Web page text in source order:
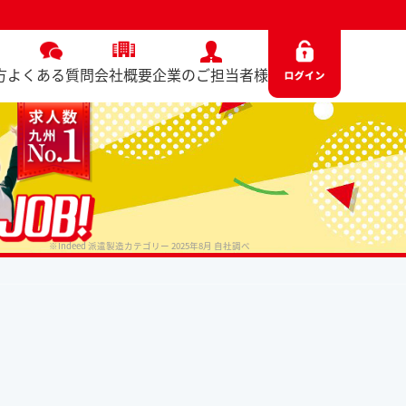
よくある質問会社概要企業のご担当者様
※Indeed 派遣製造カテゴリー 2025年8月 自社調べ